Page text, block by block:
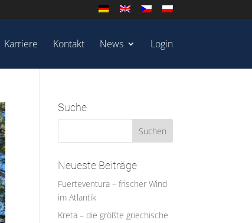
Karriere Kontakt News Login
Suche
Neueste Beiträge
Fuerteventura – frischer Wind
im Atlantik
Kreta – die größte griechische